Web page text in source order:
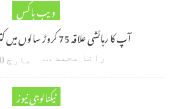
ویب باکس
آپ کا رہائشی علاقہ 75 کروڑ سالوں میں کتنا تبدیل ہوا ہے؟
رانا محمد امین اکبر مارچ 10، 2025
ٹیکنالوجی نیوز